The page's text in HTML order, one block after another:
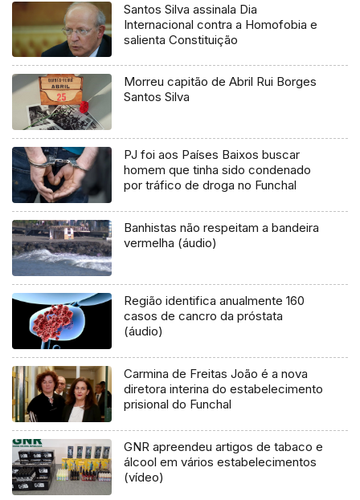
Santos Silva assinala Dia
Internacional contra a Homofobia e
salienta Constituição
Morreu capitão de Abril Rui Borges
Santos Silva
PJ foi aos Países Baixos buscar
homem que tinha sido condenado
por tráfico de droga no Funchal
Banhistas não respeitam a bandeira
vermelha (áudio)
Região identifica anualmente 160
casos de cancro da próstata
(áudio)
Carmina de Freitas João é a nova
diretora interina do estabelecimento
prisional do Funchal
GNR apreendeu artigos de tabaco e
álcool em vários estabelecimentos
(vídeo)